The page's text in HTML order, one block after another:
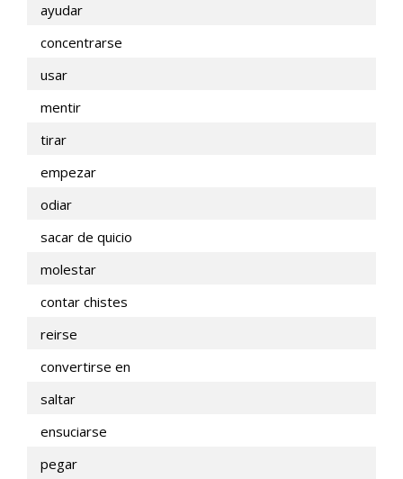
ayudar
concentrarse
usar
mentir
tirar
empezar
odiar
sacar de quicio
molestar
contar chistes
reirse
convertirse en
saltar
ensuciarse
pegar